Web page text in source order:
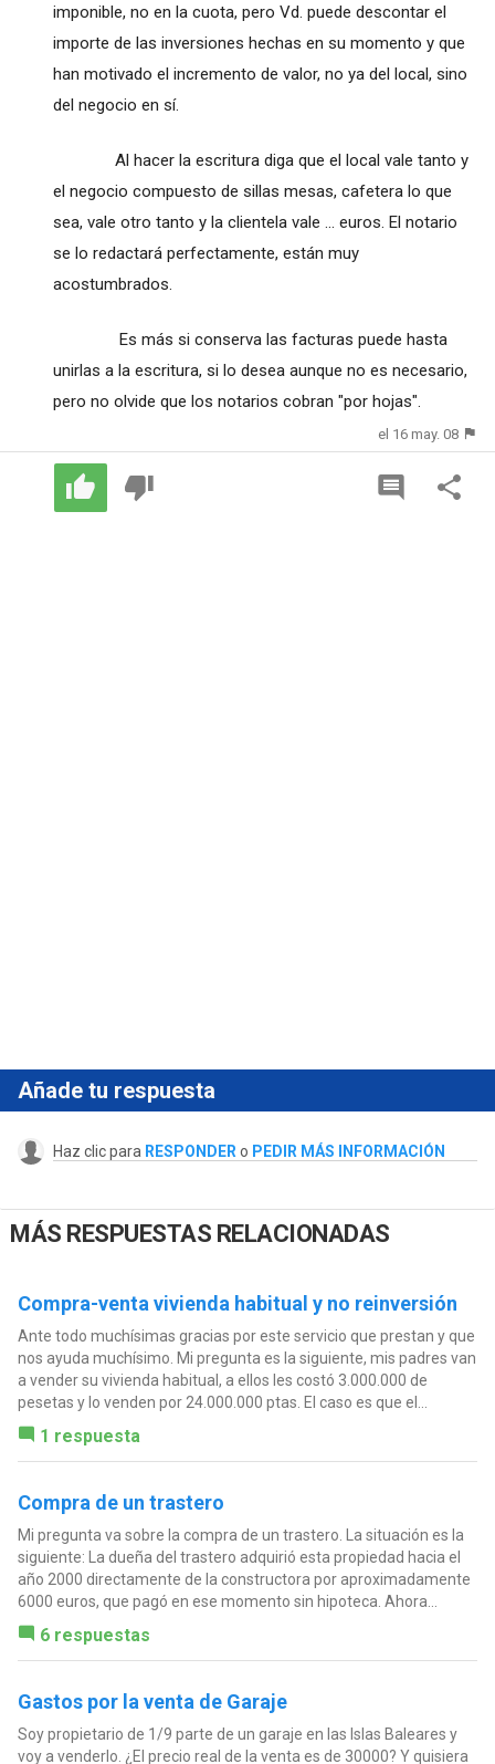
imponible, no en la cuota, pero Vd. puede descontar el
importe de las inversiones hechas en su momento y que
han motivado el incremento de valor, no ya del local, sino
del negocio en sí.
Al hacer la escritura diga que el local vale tanto y
el negocio compuesto de sillas mesas, cafetera lo que
sea, vale otro tanto y la clientela vale ... euros. El notario
se lo redactará perfectamente, están muy
acostumbrados.
Es más si conserva las facturas puede hasta
unirlas a la escritura, si lo desea aunque no es necesario,
pero no olvide que los notarios cobran "por hojas".
el 16 may. 08
Añade tu respuesta
Haz clic para RESPONDER o PEDIR MÁS INFORMACIÓN
MÁS RESPUESTAS RELACIONADAS
Compra-venta vivienda habitual y no reinversión
Ante todo muchísimas gracias por este servicio que prestan y que
nos ayuda muchísimo. Mi pregunta es la siguiente, mis padres van
a vender su vivienda habitual, a ellos les costó 3.000.000 de
pesetas y lo venden por 24.000.000 ptas. El caso es que el...
1 respuesta
Compra de un trastero
Mi pregunta va sobre la compra de un trastero. La situación es la
siguiente: La dueña del trastero adquirió esta propiedad hacia el
año 2000 directamente de la constructora por aproximadamente
6000 euros, que pagó en ese momento sin hipoteca. Ahora...
6 respuestas
Gastos por la venta de Garaje
Soy propietario de 1/9 parte de un garaje en las Islas Baleares y
voy a venderlo. ¿El precio real de la venta es de 30000? Y quisiera